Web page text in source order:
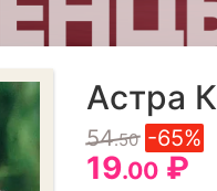
Астра
54.50 -65%
19.00₽